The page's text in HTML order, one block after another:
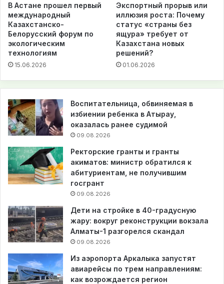
В Астане прошел первый
международный
Казахстанско-
Белорусский форум по
экологическим
технологиям
15.06.2026
Экспортный прорыв или
иллюзия роста: Почему
статус «страны без
ящура» требует от
Казахстана новых
решений?
01.06.2026
Воспитательница, обвиняемая в
избиении ребенка в Атырау,
оказалась ранее судимой
09.08.2026
Ректорские гранты и гранты
акиматов: министр обратился к
абитуриентам, не получившим
госгрант
09.08.2026
Дети на стройке в 40-градусную
жару: вокруг реконструкции вокзала
Алматы-1 разгорелся скандал
09.08.2026
Из аэропорта Аркалыка запустят
авиарейсы по трем направлениям:
как возрождается регион